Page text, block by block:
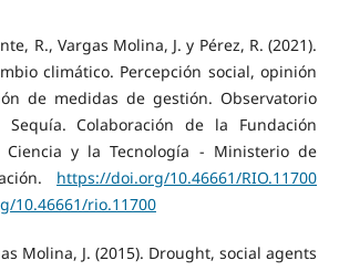
R., Vargas Molina, J. y Pérez, R. (2021).
climático. Percepción social, opinión
de medidas de gestión. Observatorio
Colaboración de la Fundación
Ciencia y la Tecnología - Ministerio de
https://doi.org/10.46661/RIO.11700
10.46661/rio.11700
Molina, J. (2015). Drought, social agents